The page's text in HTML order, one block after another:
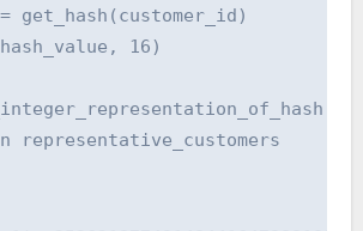
get_hash(customer_id)
16)
representative_customers